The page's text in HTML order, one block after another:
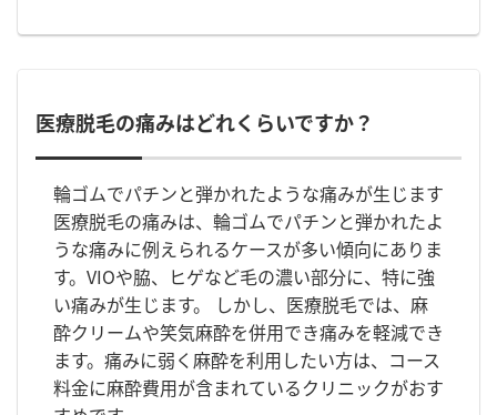
医療脱毛の痛みはどれくらいですか？
輪ゴムでパチンと弾かれたような痛みが生じます
医療脱毛の痛みは、輪ゴムでパチンと弾かれたよ
うな痛みに例えられるケースが多い傾向にありま
す。VIOや脇、ヒゲなど毛の濃い部分に、特に強
い痛みが生じます。 しかし、医療脱毛では、麻
酔クリームや笑気麻酔を併用でき痛みを軽減でき
ます。痛みに弱く麻酔を利用したい方は、コース
料金に麻酔費用が含まれているクリニックがおす